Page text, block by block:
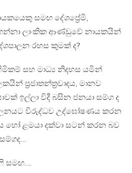
සමඟ දේශප්‍රේමි,
ගන්නා ලාංකික ආණ්ඩුවේ නායකයින්
රහස කුමක් ද?
හිමිකම් සහ මාධ්‍ය නිදහස යමින්
ප්‍රජාතන්ත්‍රවාදය, මානව
ඉල්ලා විදී බසින ජනයා සම්‍ග ද
විරුද්ධව උද්ඝෝෂණය කරන
හෝ ළමයා දක්වා සටන් කරන බව
සමඟ….